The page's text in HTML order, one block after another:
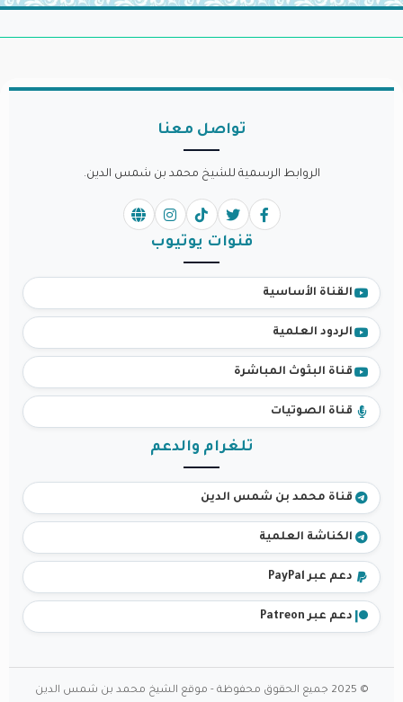
تواصل معنا
الروابط الرسمية للشيخ محمد بن شمس الدين.
قنوات يوتيوب
القناة الأساسية
الردود العلمية
قناة البثوث المباشرة
قناة الصوتيات
تلغرام والدعم
قناة محمد بن شمس الدين
الكناشة العلمية
دعم عبر PayPal
دعم عبر Patreon
© 2025 جميع الحقوق محفوظة - موقع الشيخ محمد بن شمس الدين